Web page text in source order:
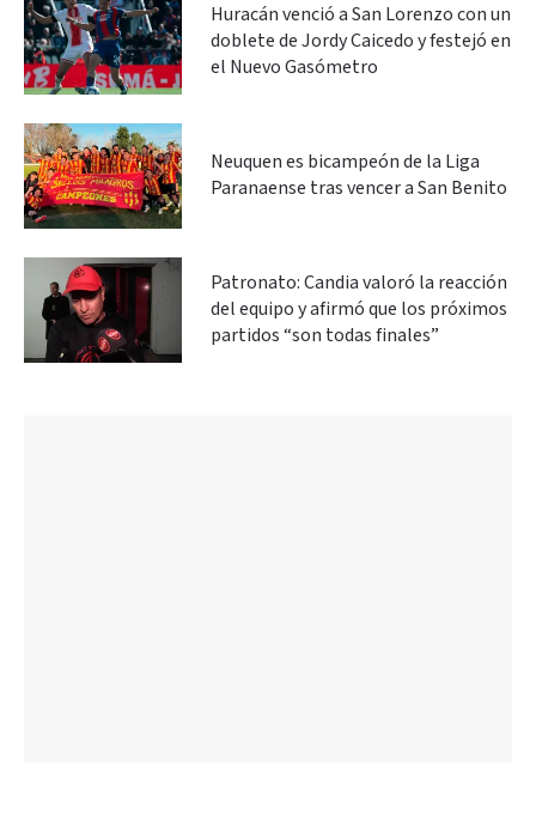
Huracán venció a San Lorenzo con un
doblete de Jordy Caicedo y festejó en
el Nuevo Gasómetro
Neuquen es bicampeón de la Liga
Paranaense tras vencer a San Benito
Patronato: Candia valoró la reacción
del equipo y afirmó que los próximos
partidos “son todas finales”